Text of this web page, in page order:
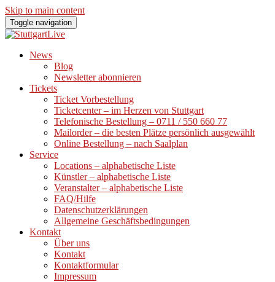
Skip to main content
Toggle navigation
News
Blog
Newsletter abonnieren
Tickets
Ticket Vorbestellung
Ticketcenter – im Herzen von Stuttgart
Telefonische Bestellung – 0711 / 550 660 77
Mailorder – die besten Plätze persönlich ausgewählt
Online Bestellung – nach Saalplan
Service
Locations – alphabetische Liste
Künstler – alphabetische Liste
Veranstalter – alphabetische Liste
FAQ/Hilfe
Datenschutzerklärungen
Allgemeine Geschäftsbedingungen
Kontakt
Über uns
Kontakt
Kontaktformular
Impressum